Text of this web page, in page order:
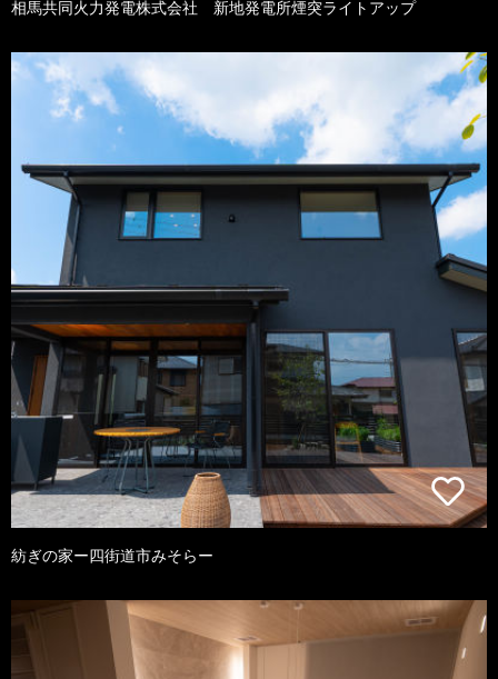
相馬共同火力発電株式会社 新地発電所煙突ライトアップ
紡ぎの家ー四街道市みそらー